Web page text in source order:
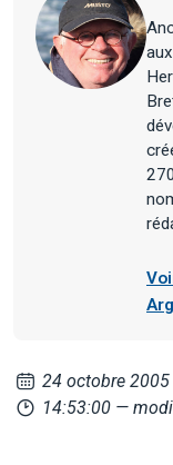
24 octobre 2005
14:53:00 —